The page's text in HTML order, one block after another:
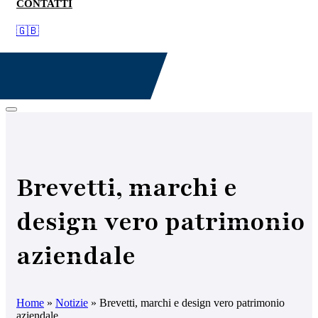
CONTATTI
🇬🇧
Brevetti, marchi e
design vero patrimonio
aziendale
Home » Notizie » Brevetti, marchi e design vero patrimonio